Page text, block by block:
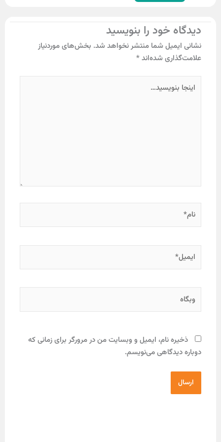
خود را بنویسید
شما منتشر نخواهد شد.بخش‌های موردنیاز
شده‌اند*
نام، ایمیل و وبسایت من در مرورگر برای زمانی که
می‌نویسم.